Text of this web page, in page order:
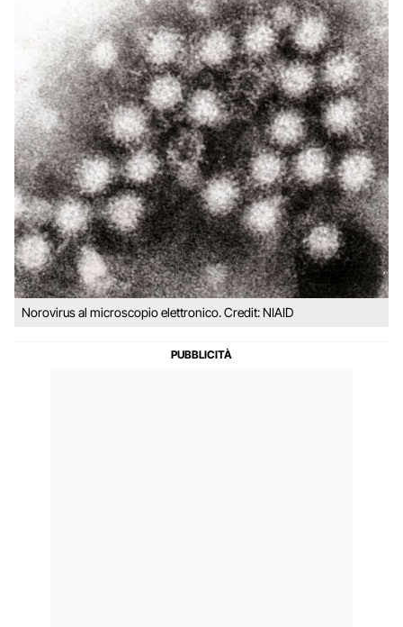
Norovirus al microscopio elettronico. Credit: NIAID